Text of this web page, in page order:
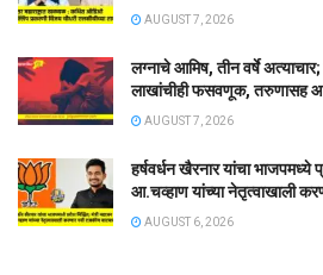
AUGUST 7, 2026
लग्नाचे आमिष, तीन वर्षे
लाखांचीही फसवणूक, तरुणासह
AUGUST 7, 2026
हर्षवर्धन खैरनार यांचा
आ.चव्हाण यांच्या नेतृत्वाखाली
AUGUST 6, 2026